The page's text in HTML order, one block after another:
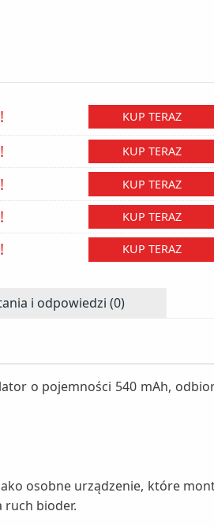
KUP TERAZ
KUP TERAZ
KUP TERAZ
KUP TERAZ
KUP TERAZ
i odpowiedzi (0)
o pojemności 540 mAh,
osobne urządzenie, które
ruch bioder.